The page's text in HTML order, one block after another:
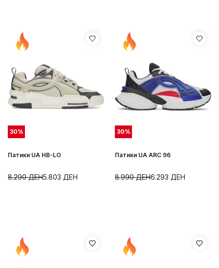
30%
Патики UA HB-LO
5.803 ДЕН
8.290ДЕН
30%
Патики UA ARC 96
6.293 ДЕН
8.990ДЕН